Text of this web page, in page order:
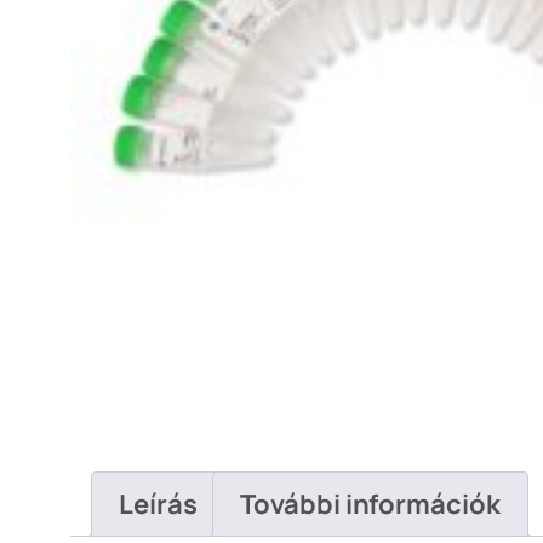
Leírás További információk